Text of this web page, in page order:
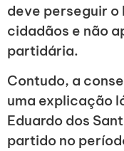
deve perseguir
cidadãos e não
partidária.
Contudo, a
uma explicação
Eduardo dos
partido no